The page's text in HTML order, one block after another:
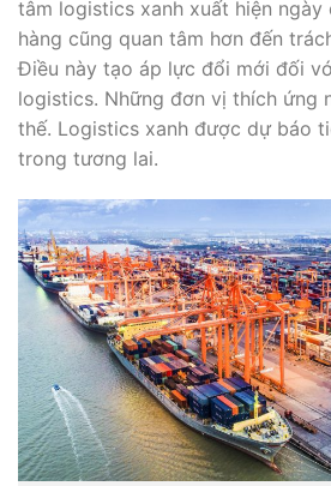
tâm logistics xanh xuất hiện ngày
hàng cũng quan tâm hơn đến
Điều này tạo áp lực đổi mới đối
logistics. Những đơn vị thích ứng
thế. Logistics xanh được dự báo
trong tương lai.